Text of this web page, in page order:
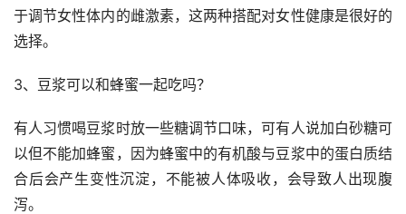
于调节女性体内的雌激素，这两种搭配对女性健康是很好的
选择。
3、豆浆可以和蜂蜜一起吃吗？
有人习惯喝豆浆时放一些糖调节口味，可有人说加白砂糖可
以但不能加蜂蜜，因为蜂蜜中的有机酸与豆浆中的蛋白质结
合后会产生变性沉淀，不能被人体吸收，会导致人出现腹
泻。